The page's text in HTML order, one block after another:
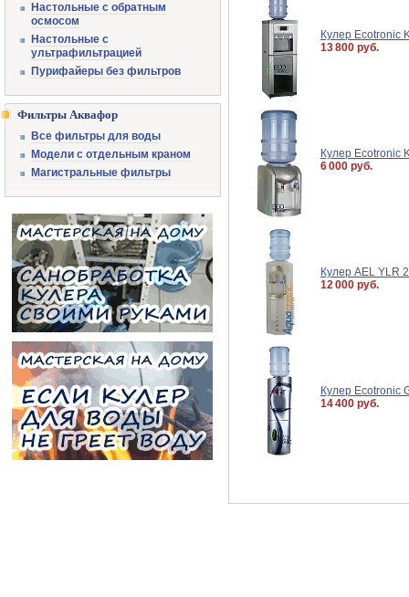
Кулер Ecotronic
13 800 руб.
Кулер Ecotronic
6 000 руб.
Кулер AEL YLR
12 000 руб.
Кулер Ecotronic
14 400 руб.
Настольные с обратным
осмосом
Настольные с
ультрафильтрацией
Пурифайеры без фильтров
Фильтры Аквафор
Все фильтры для воды
Модели с отдельным краном
Магистральные фильтры